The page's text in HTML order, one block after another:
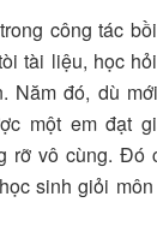
công tác
tài liệu, học
Năm đó, dù
một em đạt
rỡ vô cùng. Đó
sinh giỏi